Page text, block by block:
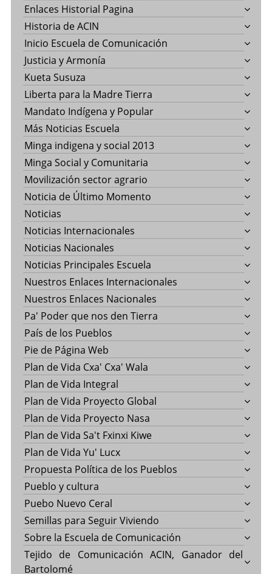
Enlaces Historial Pagina
Historia de ACIN
Inicio Escuela de Comunicación
Justicia y Armonía
Kueta Susuza
Liberta para la Madre Tierra
Mandato Indígena y Popular
Más Noticias Escuela
Minga indigena y social 2013
Minga Social y Comunitaria
Movilización sector agrario
Noticia de Último Momento
Noticias
Noticias Internacionales
Noticias Nacionales
Noticias Principales Escuela
Nuestros Enlaces Internacionales
Nuestros Enlaces Nacionales
Pa' Poder que nos den Tierra
País de los Pueblos
Pie de Página Web
Plan de Vida Cxa' Cxa' Wala
Plan de Vida Integral
Plan de Vida Proyecto Global
Plan de Vida Proyecto Nasa
Plan de Vida Sa't Fxinxi Kiwe
Plan de Vida Yu' Lucx
Propuesta Política de los Pueblos
Pueblo y cultura
Puebo Nuevo Ceral
Semillas para Seguir Viviendo
Sobre la Escuela de Comunicación
Tejido de Comunicación ACIN, Ganador del
Bartolomé